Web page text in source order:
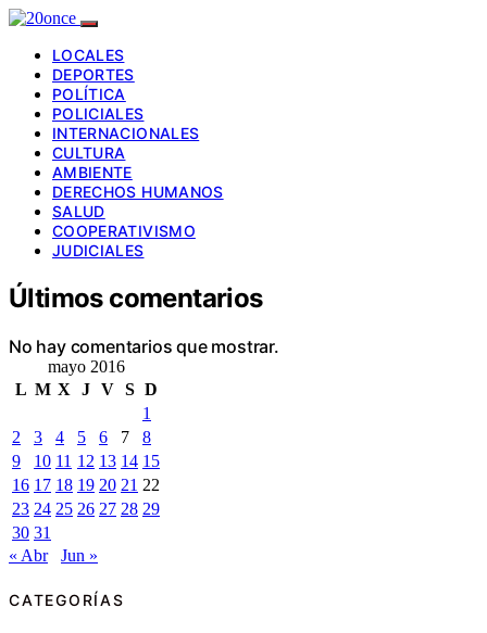
LOCALES
DEPORTES
POLÍTICA
POLICIALES
INTERNACIONALES
CULTURA
AMBIENTE
DERECHOS HUMANOS
SALUD
COOPERATIVISMO
JUDICIALES
Últimos comentarios
No hay comentarios que mostrar.
mayo 2016
L M X J V S D
1
2
3 4 5 6 7
8
9
10 11 12 13 14 15
16 17 18 19 20 21 22
23 24 25 26 27 28 29
30 31
« Abr
Jun »
CATEGORÍAS